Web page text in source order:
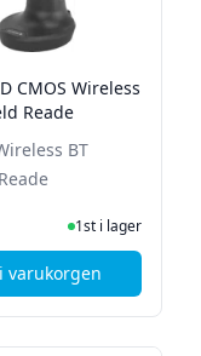
CMOS Wireless
Reade
BT
I Lager1st i lager
varukorgen
, Newland 2D CMOS